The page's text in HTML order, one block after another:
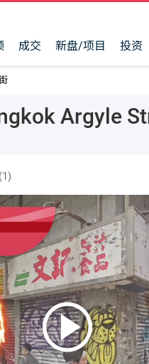
成交 新盘/项目 投资
Argyle